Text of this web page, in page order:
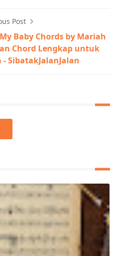
Post
Baby Chords by Mariah
Chord Lengkap untuk
SibatakJalanJalan